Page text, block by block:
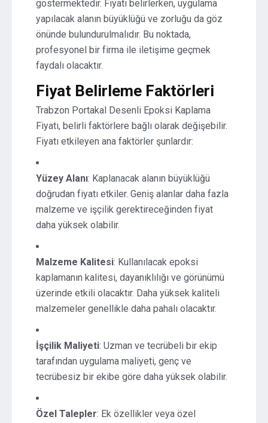
göstermektedir. Fiyatı belirlerken, uygulama
yapılacak alanın büyüklüğü ve zorluğu da göz
önünde bulundurulmalıdır. Bu noktada,
profesyonel bir firma ile iletişime geçmek
faydalı olacaktır.
Fiyat Belirleme Faktörleri
Trabzon Portakal Desenli Epoksi Kaplama
Fiyatı, belirli faktörlere bağlı olarak değişebilir.
Fiyatı etkileyen ana faktörler şunlardır:
Yüzey Alanı: Kaplanacak alanın büyüklüğü
doğrudan fiyatı etkiler. Geniş alanlar daha fazla
malzeme ve işçilik gerektireceğinden fiyat
daha yüksek olabilir.
Malzeme Kalitesi: Kullanılacak epoksi
kaplamanın kalitesi, dayanıklılığı ve görünümü
üzerinde etkili olacaktır. Daha yüksek kaliteli
malzemeler genellikle daha pahalı olacaktır.
İşçilik Maliyeti: Uzman ve tecrübeli bir ekip
tarafından uygulama maliyeti, genç ve
tecrübesiz bir ekibe göre daha yüksek olabilir.
Özel Talepler: Ek özellikler veya özel